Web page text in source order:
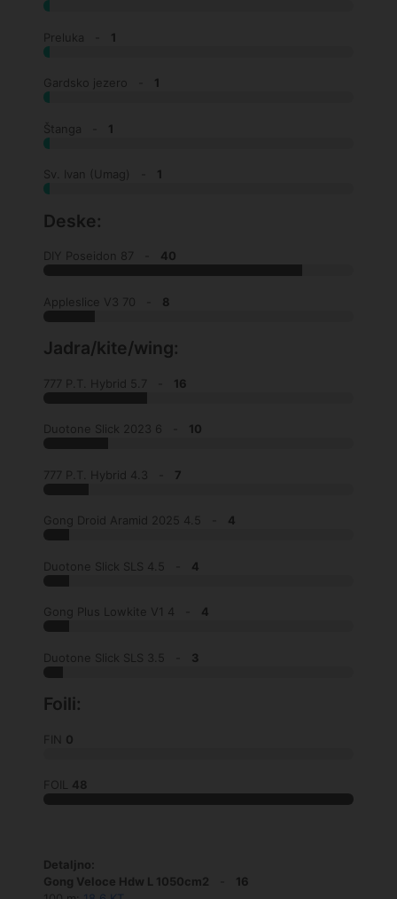
Preluka - 1
Gardsko jezero - 1
Štanga - 1
Sv. Ivan (Umag) - 1
Deske:
DIY Poseidon 87 - 40
Appleslice V3 70 - 8
Jadra/kite/wing:
777 P.T. Hybrid 5.7 - 16
Duotone Slick 2023 6 - 10
777 P.T. Hybrid 4.3 - 7
Gong Droid Aramid 2025 4.5 - 4
Duotone Slick SLS 4.5 - 4
Gong Plus Lowkite V1 4 - 4
Duotone Slick SLS 3.5 - 3
Foili:
FIN 0
FOIL 48
Detaljno:
Gong Veloce Hdw L 1050cm2
16